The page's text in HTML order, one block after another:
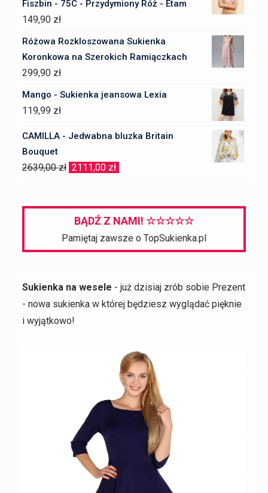
Fiszbin - 75C - Przydymiony Róż - Etam
149,90 zł
Różowa Rozkloszowana Sukienka
Koronkowa na Szerokich Ramiączkach
299,90 zł
Mango - Sukienka jeansowa Lexia
119,99 zł
CAMILLA - Jedwabna bluzka Britain
Bouquet
2639,00zł Pierwotna
2639,00 zł.
2111,00 zł
2111,00 zł.
BĄDŹ Z NAMI! ☆☆☆☆☆
Pamiętaj zawsze o TopSukienka.pl
Sukienka na wesele - już dzisiaj zrób sobie Prezent
- nowa sukienka w której będziesz wyglądać pięknie
i wyjątkowo!